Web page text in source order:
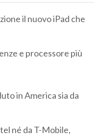
il nuovo iPad che
e processore più
in America sia da
né da T-Mobile,